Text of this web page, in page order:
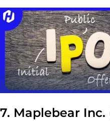
7. Maplebear Inc.